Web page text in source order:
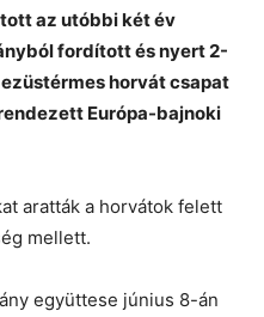
az utóbbi két év
fordított és nyert 2-
horvát csapat
Európa-bajnoki
aratták a horvátok felett
mellett.
együttese június 8-án